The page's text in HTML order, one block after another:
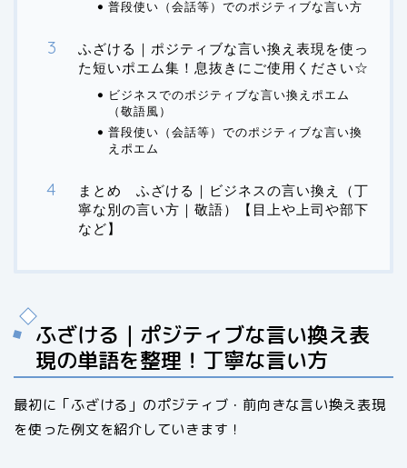
普段使い（会話等）でのポジティブな言い方
ふざける｜ポジティブな言い換え表現を使っ
た短いポエム集！息抜きにご使用ください☆
ビジネスでのポジティブな言い換えポエム
（敬語風）
普段使い（会話等）でのポジティブな言い換
えポエム
まとめ ふざける｜ビジネスの言い換え（丁
寧な別の言い方｜敬語）【目上や上司や部下
など】
ふざける｜ポジティブな言い換え表
現の単語を整理！丁寧な言い方
最初に「ふざける」のポジティブ・前向きな言い換え表現
を使った例文を紹介していきます！